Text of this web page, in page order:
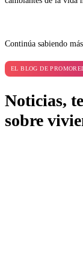
Continúa sabiendo
EL BLOG DE
Noticias,
sobre